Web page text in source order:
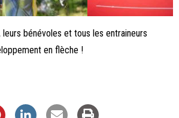
bénévoles et tous les entraineurs
en flèche !